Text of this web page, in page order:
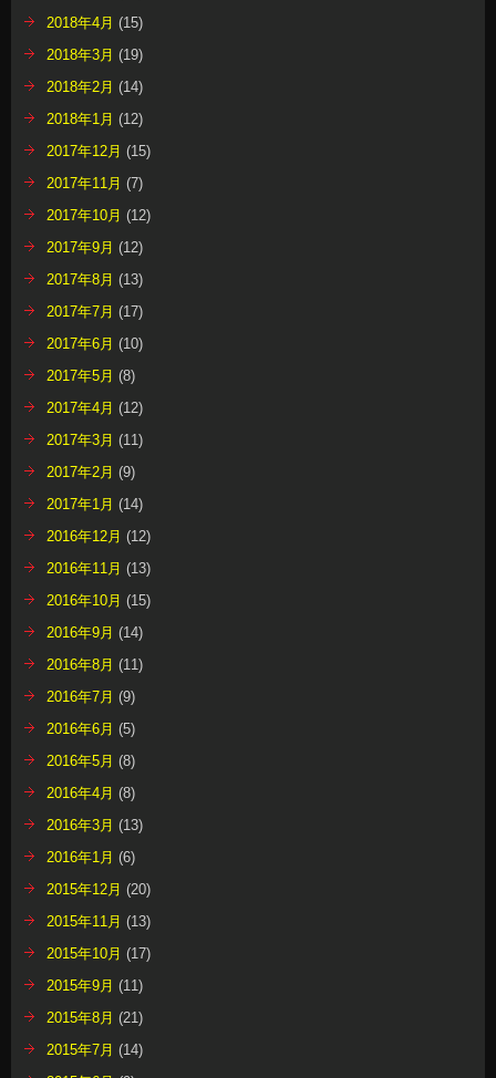
2018年4月 (15)
2018年3月 (19)
2018年2月 (14)
2018年1月 (12)
2017年12月 (15)
2017年11月 (7)
2017年10月 (12)
2017年9月 (12)
2017年8月 (13)
2017年7月 (17)
2017年6月 (10)
2017年5月 (8)
2017年4月 (12)
2017年3月 (11)
2017年2月 (9)
2017年1月 (14)
2016年12月 (12)
2016年11月 (13)
2016年10月 (15)
2016年9月 (14)
2016年8月 (11)
2016年7月 (9)
2016年6月 (5)
2016年5月 (8)
2016年4月 (8)
2016年3月 (13)
2016年1月 (6)
2015年12月 (20)
2015年11月 (13)
2015年10月 (17)
2015年9月 (11)
2015年8月 (21)
2015年7月 (14)